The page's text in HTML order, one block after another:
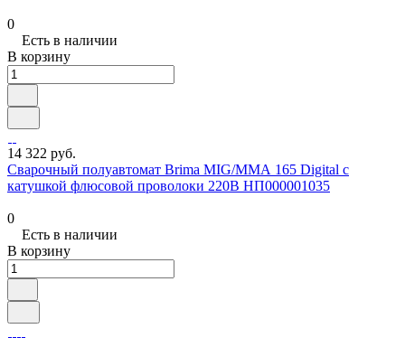
0
Есть в наличии
В корзину
14 322 руб.
Сварочный полуавтомат Brima MIG/ММА 165 Digital с
катушкой флюсовой проволоки 220В НП000001035
0
Есть в наличии
В корзину